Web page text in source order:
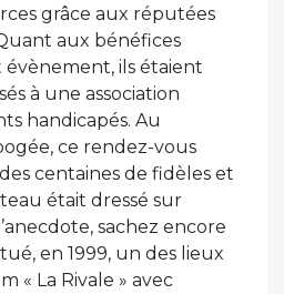
grâce aux réputées
aux bénéfices
ils étaient
à une association
handicapés. Au
ce rendez-vous
centaines de fidèles et
était dressé sur
sachez encore
en 1999, un des lieux
« La Rivale » avec